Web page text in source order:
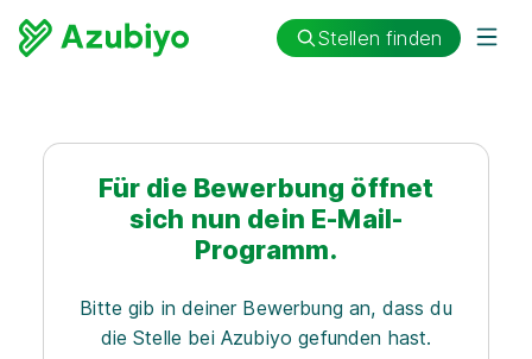
Stellen finden
Für die Bewerbung öffnet
sich nun dein E-Mail-
Programm.
Bitte gib in deiner Bewerbung an, dass du
die Stelle bei Azubiyo gefunden hast.